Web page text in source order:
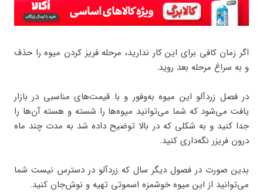
اگر زمان کافی برای این کار ندارید، مرحله فریز کردن میوه را حذف
و به سراغ مرحله بعد روید.
در فصل زردآلو این میوه به‌وفور و با قیمت‌های مناسبی در بازار
یافت می‌شود که شما می‌توانید میوه‌ها را شسته و هسته آن‌ها را
جدا کنید و به شکلی که در بالا توضیح داده شد به مدت چند ماه
درون فریزر نگه‌داری کنید.
بدین صورت در فصول دیگر سال که زردآلو در دسترس نیست شما
می‌توانید از این میوه خوشمزه اسموتی تهیه و نوش‌جان کنید.